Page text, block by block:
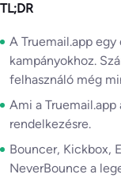
TL;DR
A Truemail.app
kampányokhoz.
felhasználó még
Ami a
rendelkezésre.
Bouncer, Kickbox,
NeverBounce a